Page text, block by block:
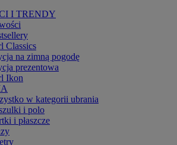
I TRENDY
Classics
na zimną pogodę
prezentowa
Ikon
w kategorii ubrania
i polo
i płaszcze